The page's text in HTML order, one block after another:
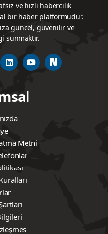
ve hızlı habercilik
bir haber platformudur.
güncel, güvenilir ve
sunmaktır.
Metni